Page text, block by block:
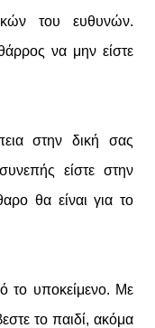
του ευθυνών.
να μην είστε
στην δική σας
είστε στην
θα είναι για το
το υποκείμενο. Με
το παιδί, ακόμα